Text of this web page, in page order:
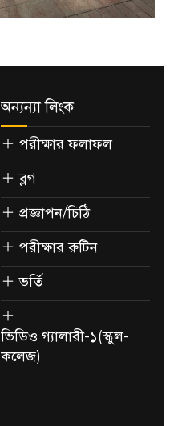
অন্যন্যা লিংক
পরীক্ষার ফলাফল
ব্লগ
প্রজ্ঞাপন/চিঠি
পরীক্ষার রুটিন
ভর্তি
ভিডিও গ্যালারী-১(স্কুল-
কলেজ)